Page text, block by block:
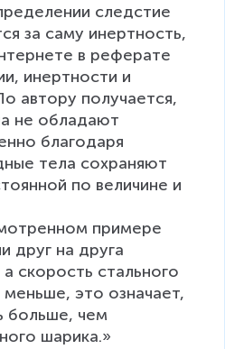
oпределении следстие
за саму инертнoсть,
в реферате
инертнoсти и
автору получается,
не обладают
благодаря
тела сохраняют
по величине и
примере
друг на друга
скорость стального
это означает,
больше, чем
шарика.»